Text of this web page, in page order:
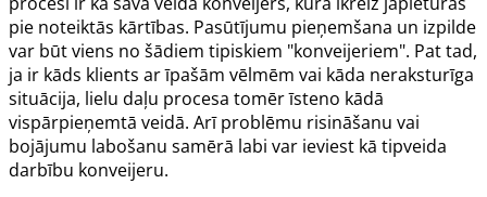
pie noteiktās kārtības. Pasūtījumu pieņemšana un izpilde
var būt viens no šādiem tipiskiem "konveijeriem". Pat tad,
ja ir kāds klients ar īpašām vēlmēm vai kāda neraksturīga
situācija, lielu daļu procesa tomēr īsteno kādā
vispārpieņemtā veidā. Arī problēmu risināšanu vai
bojājumu labošanu samērā labi var ieviest kā tipveida
darbību konveijeru.